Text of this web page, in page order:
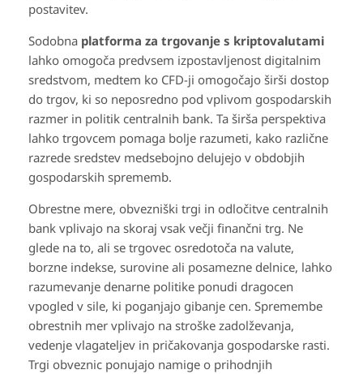
postavitev.
Sodobna platforma za trgovanje s kriptovalutami
lahko omogoča predvsem izpostavljenost digitalnim
sredstvom, medtem ko CFD-ji omogočajo širši dostop
do trgov, ki so neposredno pod vplivom gospodarskih
razmer in politik centralnih bank. Ta širša perspektiva
lahko trgovcem pomaga bolje razumeti, kako različne
razrede sredstev medsebojno delujejo v obdobjih
gospodarskih sprememb.
Obrestne mere, obvezniški trgi in odločitve centralnih
bank vplivajo na skoraj vsak večji finančni trg. Ne
glede na to, ali se trgovec osredotoča na valute,
borzne indekse, surovine ali posamezne delnice, lahko
razumevanje denarne politike ponudi dragocen
vpogled v sile, ki poganjajo gibanje cen. Spremembe
obrestnih mer vplivajo na stroške zadolževanja,
vedenje vlagateljev in pričakovanja gospodarske rasti.
Trgi obveznic ponujajo namige o prihodnjih